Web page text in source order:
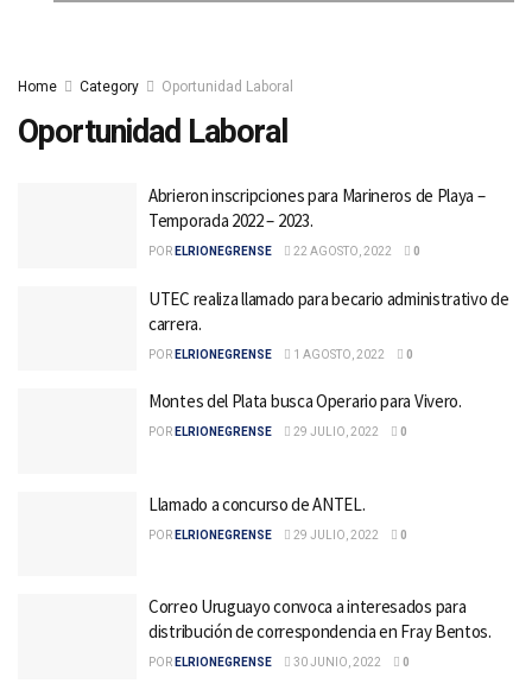
Home Category Oportunidad Laboral
Oportunidad Laboral
Abrieron inscripciones para Marineros de Playa –
Temporada 2022 – 2023.
POR ELRIONEGRENSE 22 AGOSTO, 2022 0
UTEC realiza llamado para becario administrativo de
carrera.
POR ELRIONEGRENSE 1 AGOSTO, 2022 0
Montes del Plata busca Operario para Vivero.
POR ELRIONEGRENSE 29 JULIO, 2022 0
Llamado a concurso de ANTEL.
POR ELRIONEGRENSE 29 JULIO, 2022 0
Correo Uruguayo convoca a interesados para
distribución de correspondencia en Fray Bentos.
POR ELRIONEGRENSE 30 JUNIO, 2022 0